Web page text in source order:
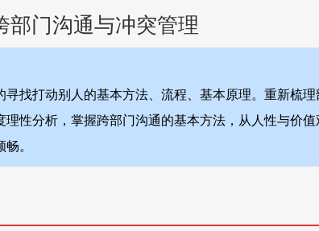
部门沟通与冲突管理
找打动别人的基本方法、流程、基本原理。重新梳
性分析，掌握跨部门沟通的基本方法，从人性与价
。